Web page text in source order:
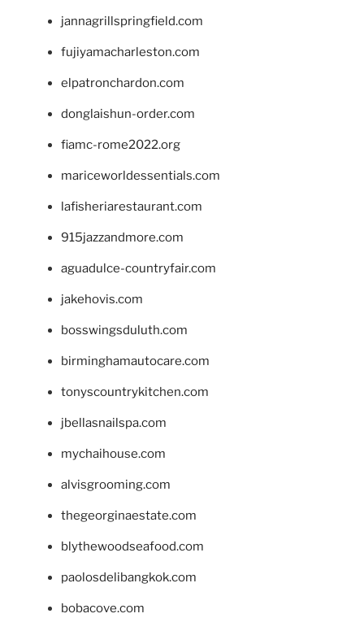
jannagrillspringfield.com
fujiyamacharleston.com
elpatronchardon.com
donglaishun-order.com
fiamc-rome2022.org
mariceworldessentials.com
lafisheriarestaurant.com
915jazzandmore.com
aguadulce-countryfair.com
jakehovis.com
bosswingsduluth.com
birminghamautocare.com
tonyscountrykitchen.com
jbellasnailspa.com
mychaihouse.com
alvisgrooming.com
thegeorginaestate.com
blythewoodseafood.com
paolosdelibangkok.com
bobacove.com